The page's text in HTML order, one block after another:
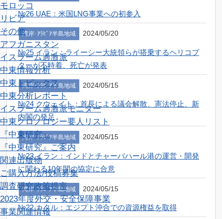
モロッコ
リビア
その他
アフガニスタン
イスラーム過激派
中東情報分析
中東トピックス
中東分析レポート
イスラーム過激派モニター
中東クロノロジー要人リスト
『中東研究』
『中東研究』ご案内
関連出版物
ご購入方法/投稿募集
調査研究政策提言
2023年度外交・安全保障事業
事業関連情報
№26 UAE：米国LNG事業への初参入
湾岸･ｱﾗﾋﾞｱ半島地域 2024/05/20
№25 イラン：ライーシー大統領らが搭乗するヘリコプ
ターが不時着、死亡が発表
湾岸･ｱﾗﾋﾞｱ半島地域 2024/05/15
№24 クウェイト：首長による議会解散、憲法停止、新
内閣の発足
湾岸･ｱﾗﾋﾞｱ半島地域 2024/05/15
№23 イラン：インドとチャーバハール港の運営・開発
に関わる10年間の協定に合意
湾岸･ｱﾗﾋﾞｱ半島地域 2024/05/15
№22 カタル：エジプト沖合での資源権益を取得